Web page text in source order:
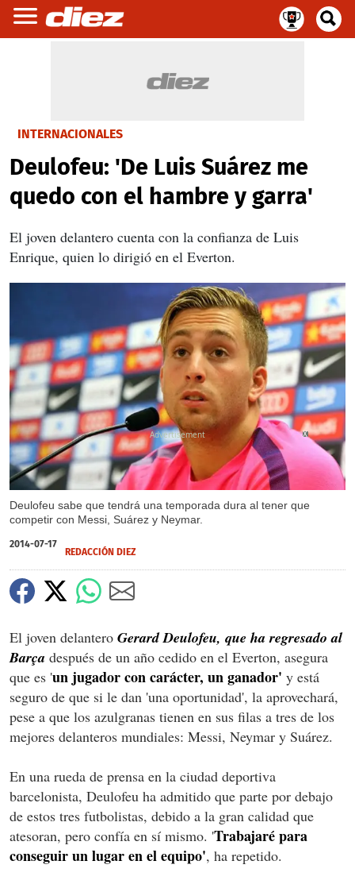
INTERNACIONALES
Deulofeu: 'De Luis Suárez me
quedo con el hambre y garra'
El joven delantero cuenta con la confianza de Luis
Enrique, quien lo dirigió en el Everton.
Deulofeu sabe que tendrá una temporada dura al tener que
competir con Messi, Suárez y Neymar.
X
2014-07-17
REDACCIÓN DIEZ
El joven delantero Gerard Deulofeu, que ha regresado al
Barça después de un año cedido en el Everton, asegura
que es 'un jugador con carácter, un ganador' y está
seguro de que si le dan 'una oportunidad', la aprovechará,
pese a que los azulgranas tienen en sus filas a tres de los
mejores delanteros mundiales: Messi, Neymar y Suárez.
En una rueda de prensa en la ciudad deportiva
barcelonista, Deulofeu ha admitido que parte por debajo
de estos tres futbolistas, debido a la gran calidad que
atesoran, pero confía en sí mismo. 'Trabajaré para
conseguir un lugar en el equipo', ha repetido.